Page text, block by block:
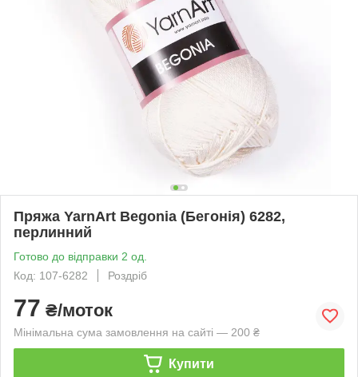
Пряжа YarnArt Begonia (Бегонія) 6282,
перлинний
Готово до відправки 2 од.
Код: 107-6282
Роздріб
77 ₴/моток
Мінімальна сума замовлення на сайті — 200 ₴
Купити